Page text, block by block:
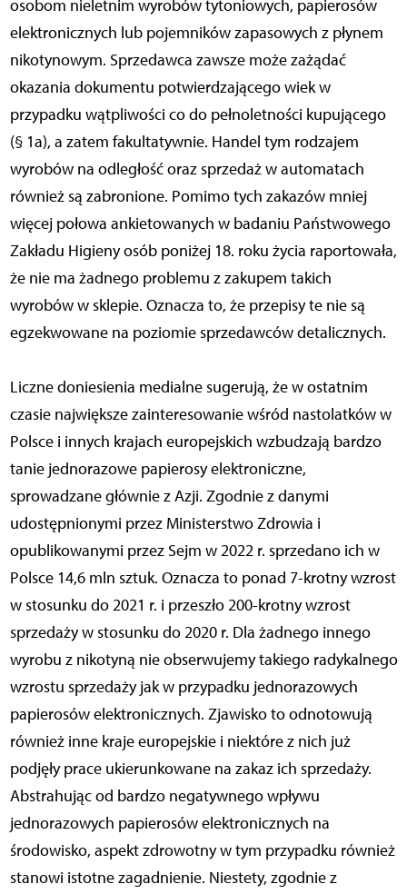
osobom nieletnim wyrobów tytoniowych, papierosów
elektronicznych lub pojemników zapasowych z płynem
nikotynowym. Sprzedawca zawsze może zażądać
okazania dokumentu potwierdzającego wiek w
przypadku wątpliwości co do pełnoletności kupującego
(§ 1a), a zatem fakultatywnie. Handel tym rodzajem
wyrobów na odległość oraz sprzedaż w automatach
również są zabronione. Pomimo tych zakazów mniej
więcej połowa ankietowanych w badaniu Państwowego
Zakładu Higieny osób poniżej 18. roku życia raportowała,
że nie ma żadnego problemu z zakupem takich
wyrobów w sklepie. Oznacza to, że przepisy te nie są
egzekwowane na poziomie sprzedawców detalicznych.
Liczne doniesienia medialne sugerują, że w ostatnim
czasie największe zainteresowanie wśród nastolatków w
Polsce i innych krajach europejskich wzbudzają bardzo
tanie jednorazowe papierosy elektroniczne,
sprowadzane głównie z Azji. Zgodnie z danymi
udostępnionymi przez Ministerstwo Zdrowia i
opublikowanymi przez Sejm w 2022 r. sprzedano ich w
Polsce 14,6 mln sztuk. Oznacza to ponad 7-krotny wzrost
w stosunku do 2021 r. i przeszło 200-krotny wzrost
sprzedaży w stosunku do 2020 r. Dla żadnego innego
wyrobu z nikotyną nie obserwujemy takiego radykalnego
wzrostu sprzedaży jak w przypadku jednorazowych
papierosów elektronicznych. Zjawisko to odnotowują
również inne kraje europejskie i niektóre z nich już
podjęły prace ukierunkowane na zakaz ich sprzedaży.
Abstrahując od bardzo negatywnego wpływu
jednorazowych papierosów elektronicznych na
środowisko, aspekt zdrowotny w tym przypadku również
stanowi istotne zagadnienie. Niestety, zgodnie z